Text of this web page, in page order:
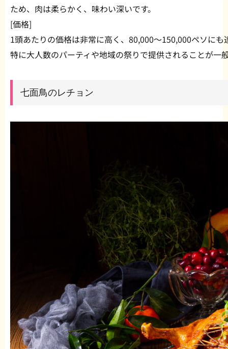
ため、肉は柔らかく、味わい深いです。
[価格]
1頭あたりの価格は非常に高く、80,000〜150,000ペソにも
特に大人数のパーティや地域の祭りで提供されることが一
七面鳥のレチョン